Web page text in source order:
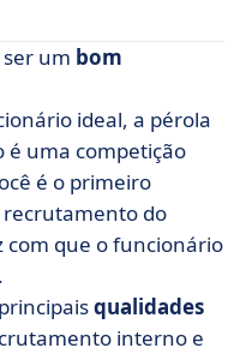
um bom
ideal, a pérola
é uma competição
é o primeiro
recrutamento do
com que o funcionário
qualidades
interno e